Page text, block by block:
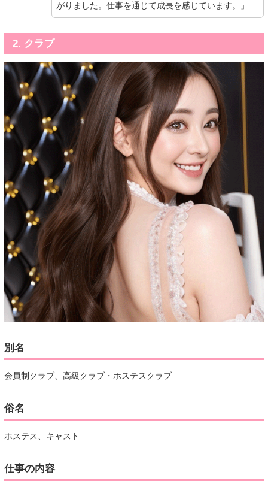
がりました。仕事を通じて成長を感じています。」
2. クラブ
別名
会員制クラブ、高級クラブ・ホステスクラブ
俗名
ホステス、キャスト
仕事の内容